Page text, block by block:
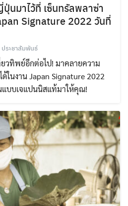
นมาไว้ที่ เซ็นทรัลพลาซ่า
Signature 2022 วันที่
ประชาสัมพันธ์
วทิพย์อีกต่อไป! มาคลายความ
นงาน Japan Signature 2022
บบเจแปนนิสแท้มาให้คุณ!